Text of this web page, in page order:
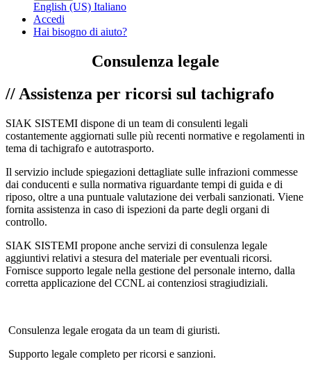
English (US) Italiano
Accedi
Hai bisogno di aiuto?
Consulenza legale
// Assistenza per ricorsi sul tachigrafo
SIAK SISTEMI dispone di un team di consulenti legali
costantemente aggiornati sulle più recenti normative e regolamenti in
tema di tachigrafo e autotrasporto.
Il servizio include spiegazioni dettagliate sulle infrazioni commesse
dai conducenti e sulla normativa riguardante tempi di guida e di
riposo, oltre a una puntuale valutazione dei verbali sanzionati. Viene
fornita assistenza in caso di ispezioni da parte degli organi di
controllo.
SIAK SISTEMI propone anche servizi di consulenza legale
aggiuntivi relativi a stesura del materiale per eventuali ricorsi.
Fornisce supporto legale nella gestione del personale interno, dalla
corretta applicazione del CCNL ai contenziosi stragiudiziali.
Consulenza legale erogata da un team di giuristi.
Supporto legale completo per ricorsi e sanzioni.